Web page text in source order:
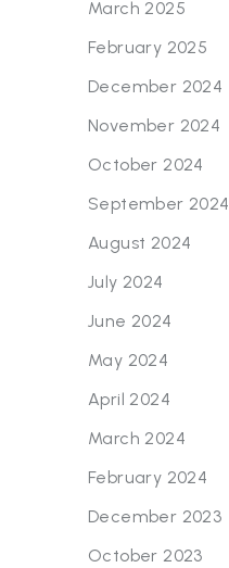
March 2025
February 2025
December 2024
November 2024
October 2024
September 2024
August 2024
July 2024
June 2024
May 2024
April 2024
March 2024
February 2024
December 2023
October 2023